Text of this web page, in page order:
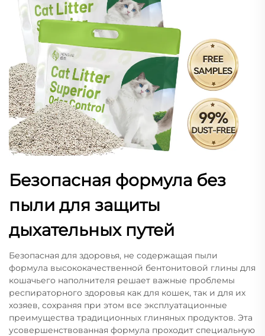
Безопасная формула без
пыли для защиты
дыхательных путей
Безопасная для здоровья, не содержащая пыли
формула высококачественной бентонитовой глины для
кошачьего наполнителя решает важные проблемы
респираторного здоровья как для кошек, так и для их
хозяев, сохраняя при этом все эксплуатационные
преимущества традиционных глиняных продуктов. Эта
усовершенствованная формула проходит специальную